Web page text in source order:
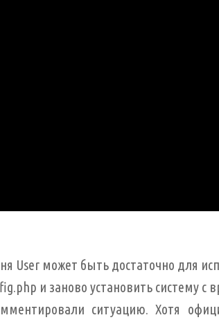
User может быть достаточно для
и заново установить систему с
ситуацию. Хотя